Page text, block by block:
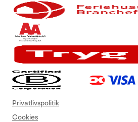
Privatlivspolitik
Cookies